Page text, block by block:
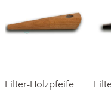
Filter-Holzpfeife